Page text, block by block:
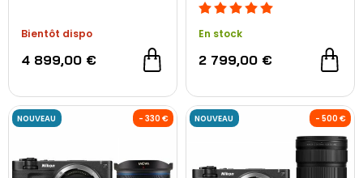
Bientôt dispo
4 899,00 €
En stock
2 799,00 €